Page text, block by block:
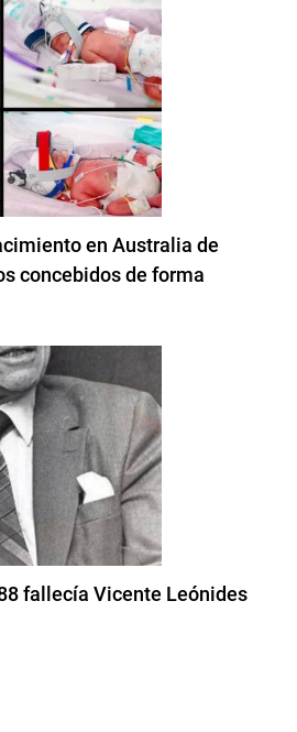
en Australia de
concebidos de forma
fallecía Vicente Leónides